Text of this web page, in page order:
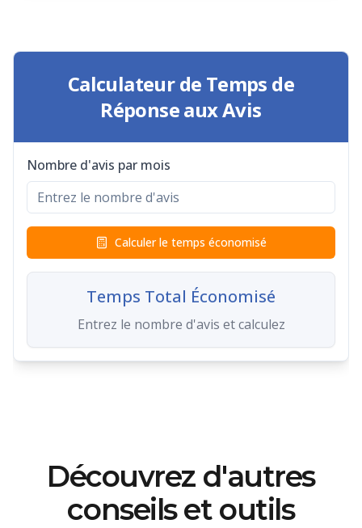
Découvrez d'autres
conseils et outils